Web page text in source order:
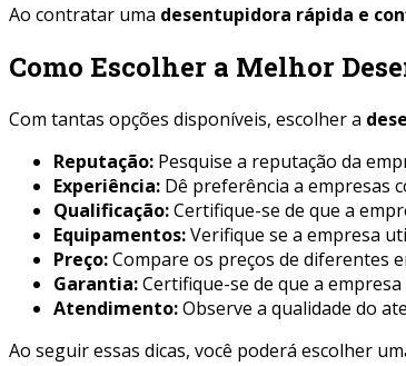
Ao contratar uma desentupidora rápida e
Como Escolher a Melhor
Com tantas opções disponíveis, escolher a
Reputação: Pesquise a reputação da
Experiência: Dê preferência a empresas
Qualificação:Certifique-se de que a
Equipamentos:Verifique se a empresa
Preço:Compare os preços de diferentes
Garantia:Certifique-se de que a
Atendimento:Observe a qualidade do
Ao seguir essas dicas, você poderá escolher